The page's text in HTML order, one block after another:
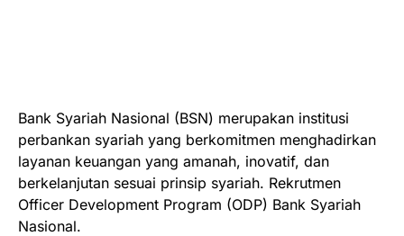
Bank Syariah Nasional (BSN) merupakan institusi
perbankan syariah yang berkomitmen menghadirkan
layanan keuangan yang amanah, inovatif, dan
berkelanjutan sesuai prinsip syariah. Rekrutmen
Officer Development Program (ODP) Bank Syariah
Nasional.